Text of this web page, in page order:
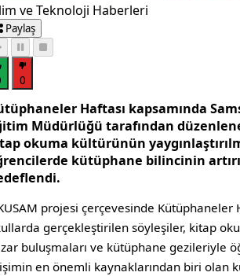
ve Teknoloji Haberleri
Paylaş
0
Haftası kapsamında
Müdürlüğü tarafından
okuma kültürünün
kütüphane bilincinin
projesi çerçevesinde Kütüphaneler
gerçekleştirilen söyleşiler, kitap
buluşmaları ve kütüphane gezileriyle
en önemli kaynaklarından biri olan